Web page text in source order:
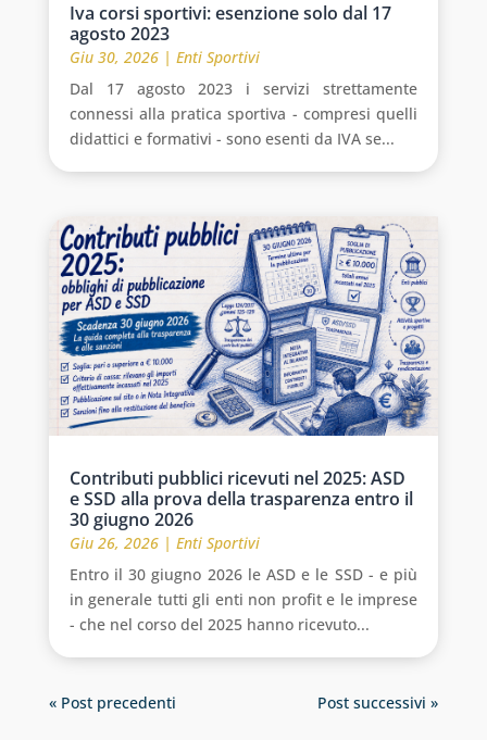
Iva corsi sportivi: esenzione solo dal 17
agosto 2023
Giu 30, 2026| Enti Sportivi
Dal 17 agosto 2023 i servizi strettamente
connessi alla pratica sportiva - compresi quelli
didattici e formativi - sono esenti da IVA se...
Contributi pubblici ricevuti nel 2025: ASD
e SSD alla prova della trasparenza entro il
30 giugno 2026
Giu 26, 2026| Enti Sportivi
Entro il 30 giugno 2026 le ASD e le SSD - e più
in generale tutti gli enti non profit e le imprese
- che nel corso del 2025 hanno ricevuto...
« Post precedenti Post successivi »